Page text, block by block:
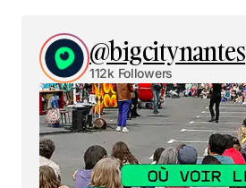
@bigcitynantes
112k Followers